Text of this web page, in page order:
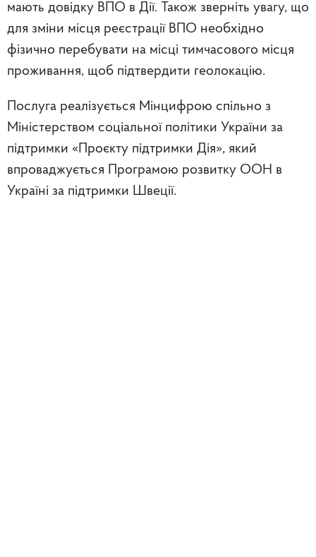
мають довідку ВПО в Дії. Також зверніть увагу, що
для зміни місця реєстрації ВПО необхідно
фізично перебувати на місці тимчасового місця
проживання, щоб підтвердити геолокацію.
Послуга реалізується Мінцифрою спільно з
Міністерством соціальної політики України за
підтримки «Проєкту підтримки Дія», який
впроваджується Програмою розвитку ООН в
Україні за підтримки Швеції.